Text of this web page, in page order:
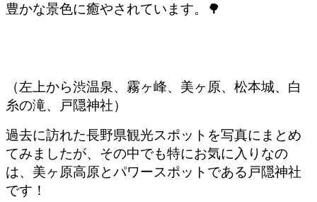
豊かな景色に癒やされています。🌳
（左上から渋温泉、霧ヶ峰、美ヶ原、松本城、白
糸の滝、戸隠神社）
過去に訪れた長野県観光スポットを写真にまとめ
てみましたが、その中でも特にお気に入りなの
は、美ヶ原高原とパワースポットである戸隠神社
です ！